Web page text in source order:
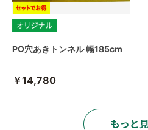
PO穴あきトンネル 幅185cm
￥14,780